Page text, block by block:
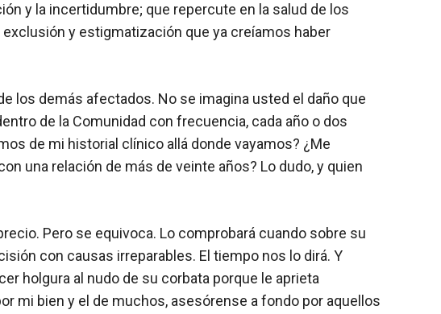
y la incertidumbre; que repercute en la salud de los
y estigmatización que ya creíamos haber
los demás afectados. No se imagina usted el daño que
de la Comunidad con frecuencia, cada año o dos
de mi historial clínico allá donde vayamos? ¿Me
una relación de más de veinte años? Lo dudo, y quien
Pero se equivoca. Lo comprobará cuando sobre su
con causas irreparables. El tiempo nos lo dirá. Y
holgura al nudo de su corbata porque le aprieta
mi bien y el de muchos, asesórense a fondo por aquellos